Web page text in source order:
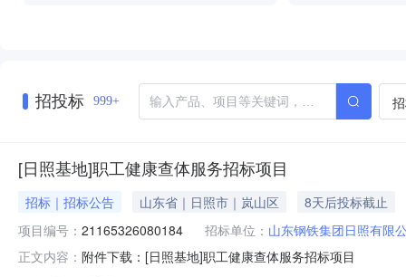
招投标 999+
[日照基地]职工健康查体服务招标项目
招标｜招标公告 山东省｜日照市｜岚山区
8天后投标截止
项目编号： 21165326080184 招标单位： 山东钢铁集团日照有限
正文内容： 附件下载：[日照基地]职工健康查体服务招标项目